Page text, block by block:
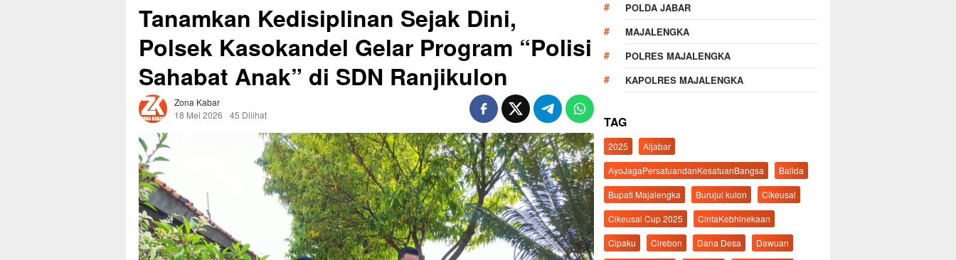
Tanamkan Kedisiplinan Sejak Dini,
Polsek Kasokandel Gelar Program “Polisi
Sahabat Anak” di SDN Ranjikulon
Zona Kabar
18 Mei 2026
45 Dilihat
POLDA JABAR
MAJALENGKA
POLRES MAJALENGKA
KAPOLRES MAJALENGKA
TAG
2025
Aljabar
AyoJagaPersatuandanKesatuanBangsa
Balida
Bupati Majalengka
Burujul kulon
Cikeusal
Cikeusal Cup 2025
CintaKebhinekaan
Cipaku
Cirebon Dana Desa
Dawuan